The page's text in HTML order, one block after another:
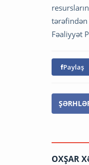
tərəfindən
Fəaliyyət
Paylaş
OXŞAR